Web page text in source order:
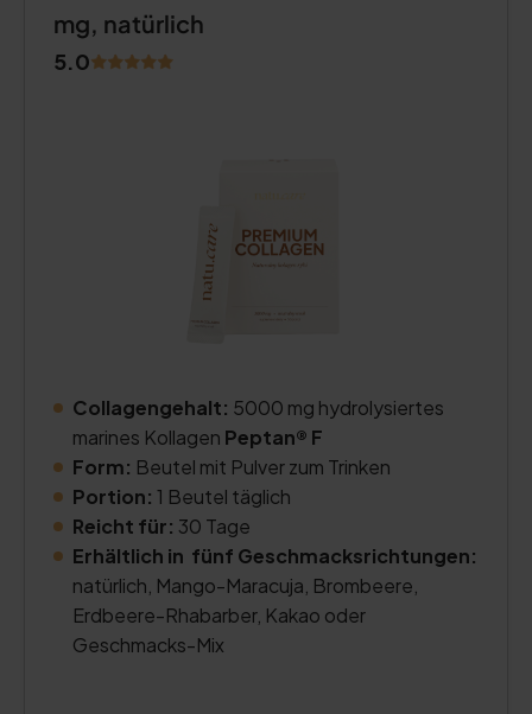
mg, natürlich
5.0
Collagengehalt: 5000 mg hydrolysiertes
marines Kollagen Peptan® F
Form: Beutel mit Pulver zum Trinken
Portion: 1 Beutel täglich
Reicht für: 30 Tage
Erhältlich in fünf Geschmacksrichtungen:
natürlich, Mango-Maracuja, Brombeere,
Erdbeere-Rhabarber, Kakao oder
Geschmacks-Mix